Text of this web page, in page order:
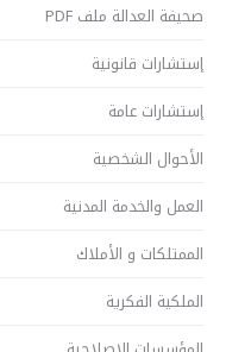
صحيفة العدالة ملف PDF
إستشارات قانونية
إستشارات عامة
الأحوال الشخصية
العمل والخدمة المدنية
الممتلكات و الأملاك
الملكية الفكرية